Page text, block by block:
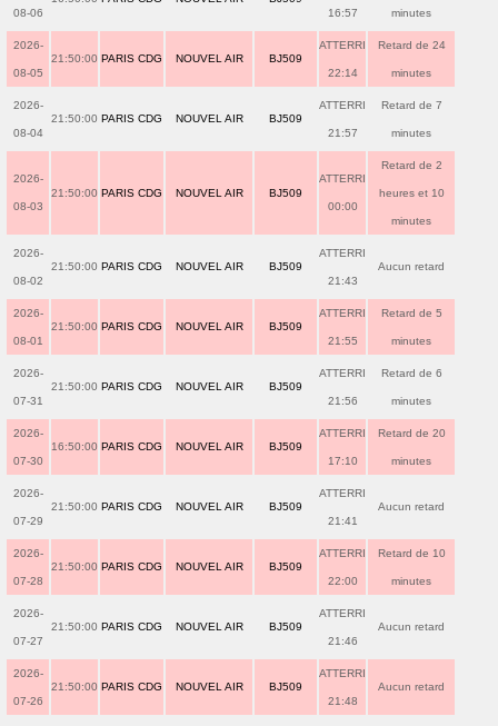
08-06
16:57
minutes
2026-
08-05
21:50:00 PARIS CDG NOUVEL AIR BJ509
ATTERRI
22:14
Retard de 24
minutes
2026-
08-04
21:50:00 PARIS CDG NOUVEL AIR BJ509
ATTERRI
21:57
Retard de 7
minutes
2026-
08-03
21:50:00 PARIS CDG NOUVEL AIR BJ509
ATTERRI
00:00
Retard de 2
heures et 10
minutes
2026-
08-02
21:50:00 PARIS CDG NOUVEL AIR BJ509
ATTERRI
21:43
Aucun retard
2026-
08-01
21:50:00 PARIS CDG NOUVEL AIR BJ509
ATTERRI
21:55
Retard de 5
minutes
2026-
07-31
21:50:00 PARIS CDG NOUVEL AIR BJ509
ATTERRI
21:56
Retard de 6
minutes
2026-
07-30
16:50:00 PARIS CDG NOUVEL AIR BJ509
ATTERRI
17:10
Retard de 20
minutes
2026-
07-29
21:50:00 PARIS CDG NOUVEL AIR BJ509
ATTERRI
21:41
Aucun retard
2026-
07-28
21:50:00 PARIS CDG NOUVEL AIR BJ509
ATTERRI
22:00
Retard de 10
minutes
2026-
07-27
21:50:00 PARIS CDG NOUVEL AIR BJ509
ATTERRI
21:46
Aucun retard
2026-
07-26
21:50:00 PARIS CDG NOUVEL AIR BJ509
ATTERRI
21:48
Aucun retard